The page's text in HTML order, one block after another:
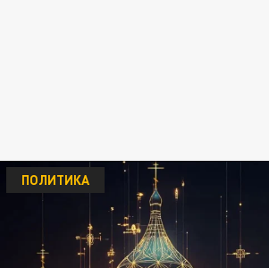
ПОЛИТИКА